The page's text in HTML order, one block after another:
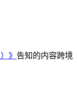
》 告知的内容跨境